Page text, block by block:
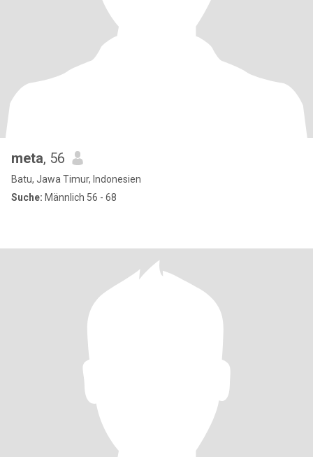
meta, 56
Batu, Jawa Timur, Indonesien
Suche: Männlich 56 - 68